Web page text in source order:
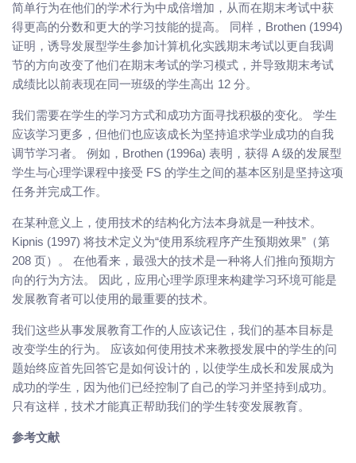
简单行为在他们的学术行为中成倍增加，从而在期末考试中获
得更高的分数和更大的学习技能的提高。 同样，Brothen (1994)
证明，诱导发展型学生参加计算机化实践期末考试以更自我调
节的方向改变了他们在期末考试的学习模式，并导致期末考试
成绩比以前表现在同一班级的学生高出 12 分。
我们需要在学生的学习方式和成功方面寻找积极的变化。 学生
应该学习更多，但他们也应该成长为坚持追求学业成功的自我
调节学习者。 例如，Brothen (1996a) 表明，获得 A 级的发展型
学生与心理学课程中接受 FS 的学生之间的基本区别是坚持这项
任务并完成工作。
在某种意义上，使用技术的结构化方法本身就是一种技术。
Kipnis (1997) 将技术定义为“使用系统程序产生预期效果”（第
208 页）。 在他看来，最强大的技术是一种将人们推向预期方
向的行为方法。 因此，应用心理学原理来构建学习环境可能是
发展教育者可以使用的最重要的技术。
我们这些从事发展教育工作的人应该记住，我们的基本目标是
改变学生的行为。 应该如何使用技术来教授发展中的学生的问
题始终应首先回答它是如何设计的，以使学生成长和发展成为
成功的学生，因为他们已经控制了自己的学习并坚持到成功。
只有这样，技术才能真正帮助我们的学生转变发展教育。
参考文献